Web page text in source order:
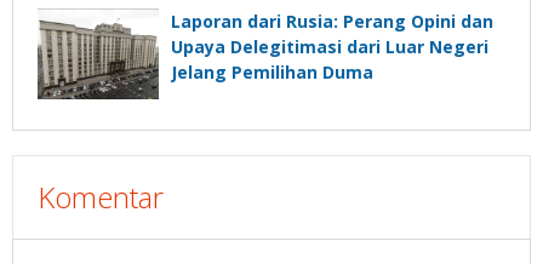
Laporan dari Rusia: Perang Opini dan
Upaya Delegitimasi dari Luar Negeri
Jelang Pemilihan Duma
Komentar